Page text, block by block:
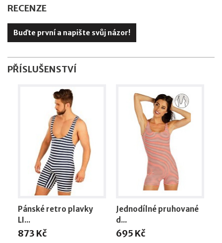
RECENZE
Buďte první a napište svůj názor!
PŘÍSLUŠENSTVÍ
Pánské retro plavky
LI...
873 Kč
Jednodílné pruhované
d...
695 Kč